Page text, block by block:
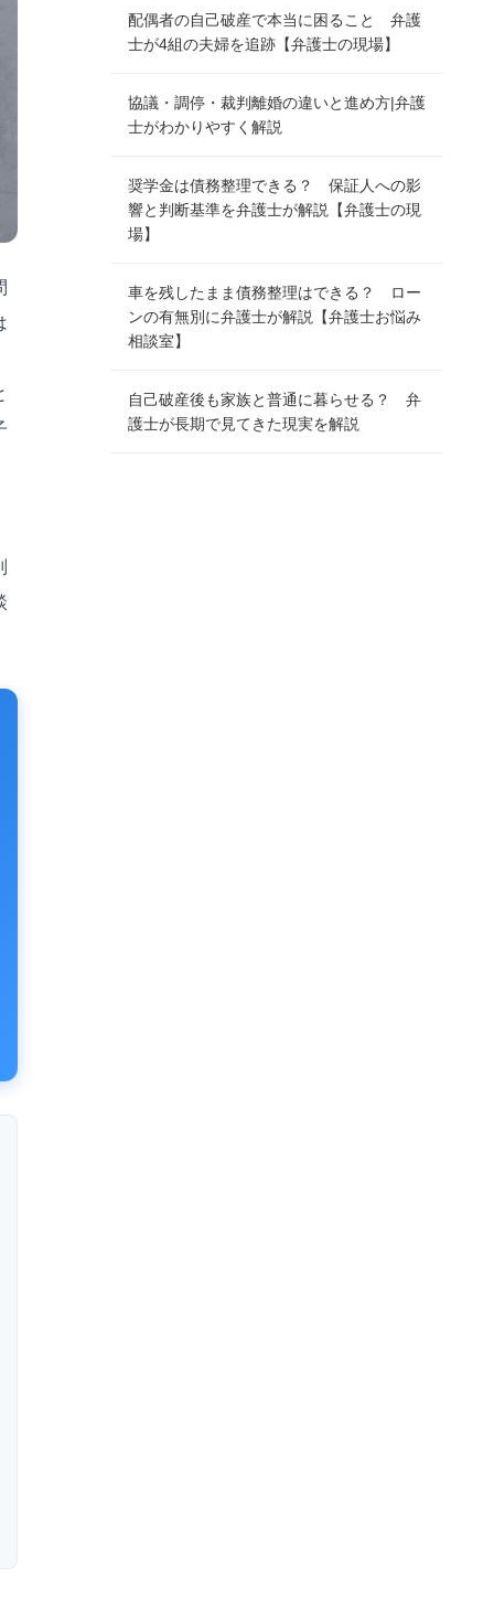
配偶者の自己破産で本当に困ること 弁護
士が4組の夫婦を追跡【弁護士の現場】
協議・調停・裁判離婚の違いと進め方|弁護
士がわかりやすく解説
奨学金は債務整理できる？ 保証人への影
響と判断基準を弁護士が解説【弁護士の現
場】
車を残したまま債務整理はできる？ ロー
ンの有無別に弁護士が解説【弁護士お悩み
相談室】
自己破産後も家族と普通に暮らせる？ 弁
護士が長期で見てきた現実を解説